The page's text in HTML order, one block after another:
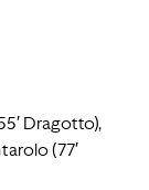
Dragotto),
(77′